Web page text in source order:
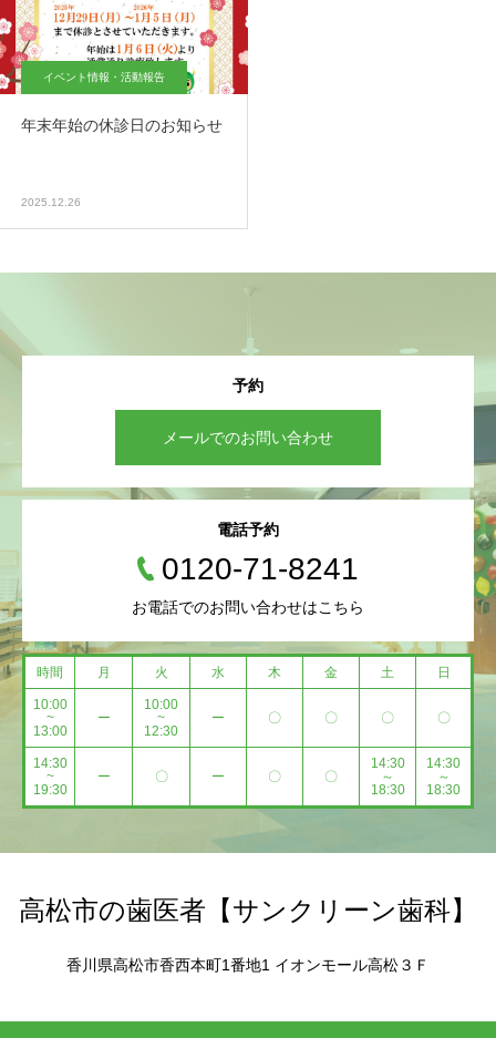
イベント情報・活動報告
年末年始の休診日のお知らせ
2025.12.26
予約
メールでのお問い合わせ
電話予約
0120-71-8241
お電話でのお問い合わせはこちら
時間 月 火 水 木 金 土 日
10:00
~
13:00
ー
10:00
~
12:30
ー 〇 〇 〇 〇
14:30
~
19:30
ー 〇 ー 〇 〇
14:30
～
18:30
14:30
～
18:30
高松市の歯医者【サンクリーン歯科】
香川県高松市香西本町1番地1 イオンモール高松３Ｆ